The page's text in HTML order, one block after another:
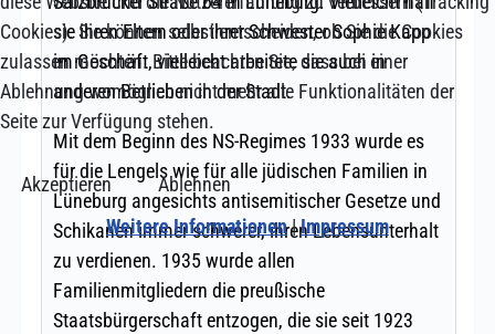
Cookies). Sie können selbst entscheiden, ob Sie die Cookies
zulassen möchten. Bitte beachten Sie, dass bei einer
Ablehnung womöglich nicht mehr alle Funktionalitäten der
Seite zur Verfügung stehen.
Akzeptieren
Ablehnen
Weitere Informationen|Impressum